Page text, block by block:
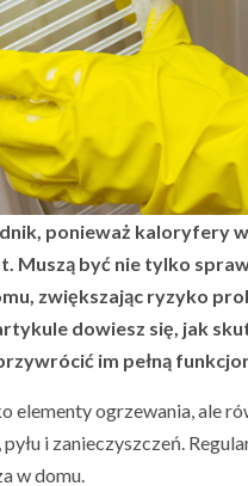
ponieważ kaloryfery
Muszą być nie tylko
zwiększając ryzyko
dowiesz się, jak
im pełną
ogrzewania, ale
i zanieczyszczeń.
w domu.